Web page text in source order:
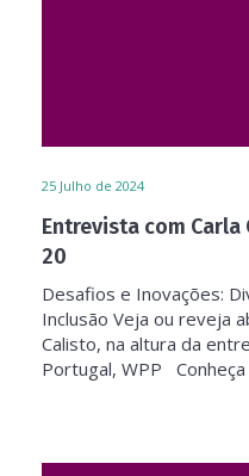
25 Julho de 2024
Entrevista com Carla
20
Desafios e Inovações:
Inclusão Veja ou reveja
Calisto, na altura da
Portugal, WPP Conheça